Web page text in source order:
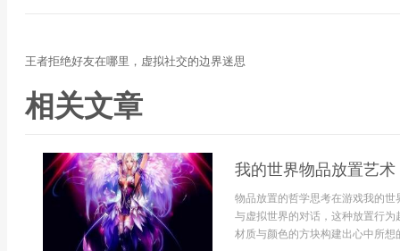
王者拒绝好友在哪里，虚拟社交的边界迷思
相关文章
我的世界物品放置艺
物品放置的哲学思考在游戏我的
与虚拟世界的对话，这种放置行
材质与颜色的方块构建出心中所